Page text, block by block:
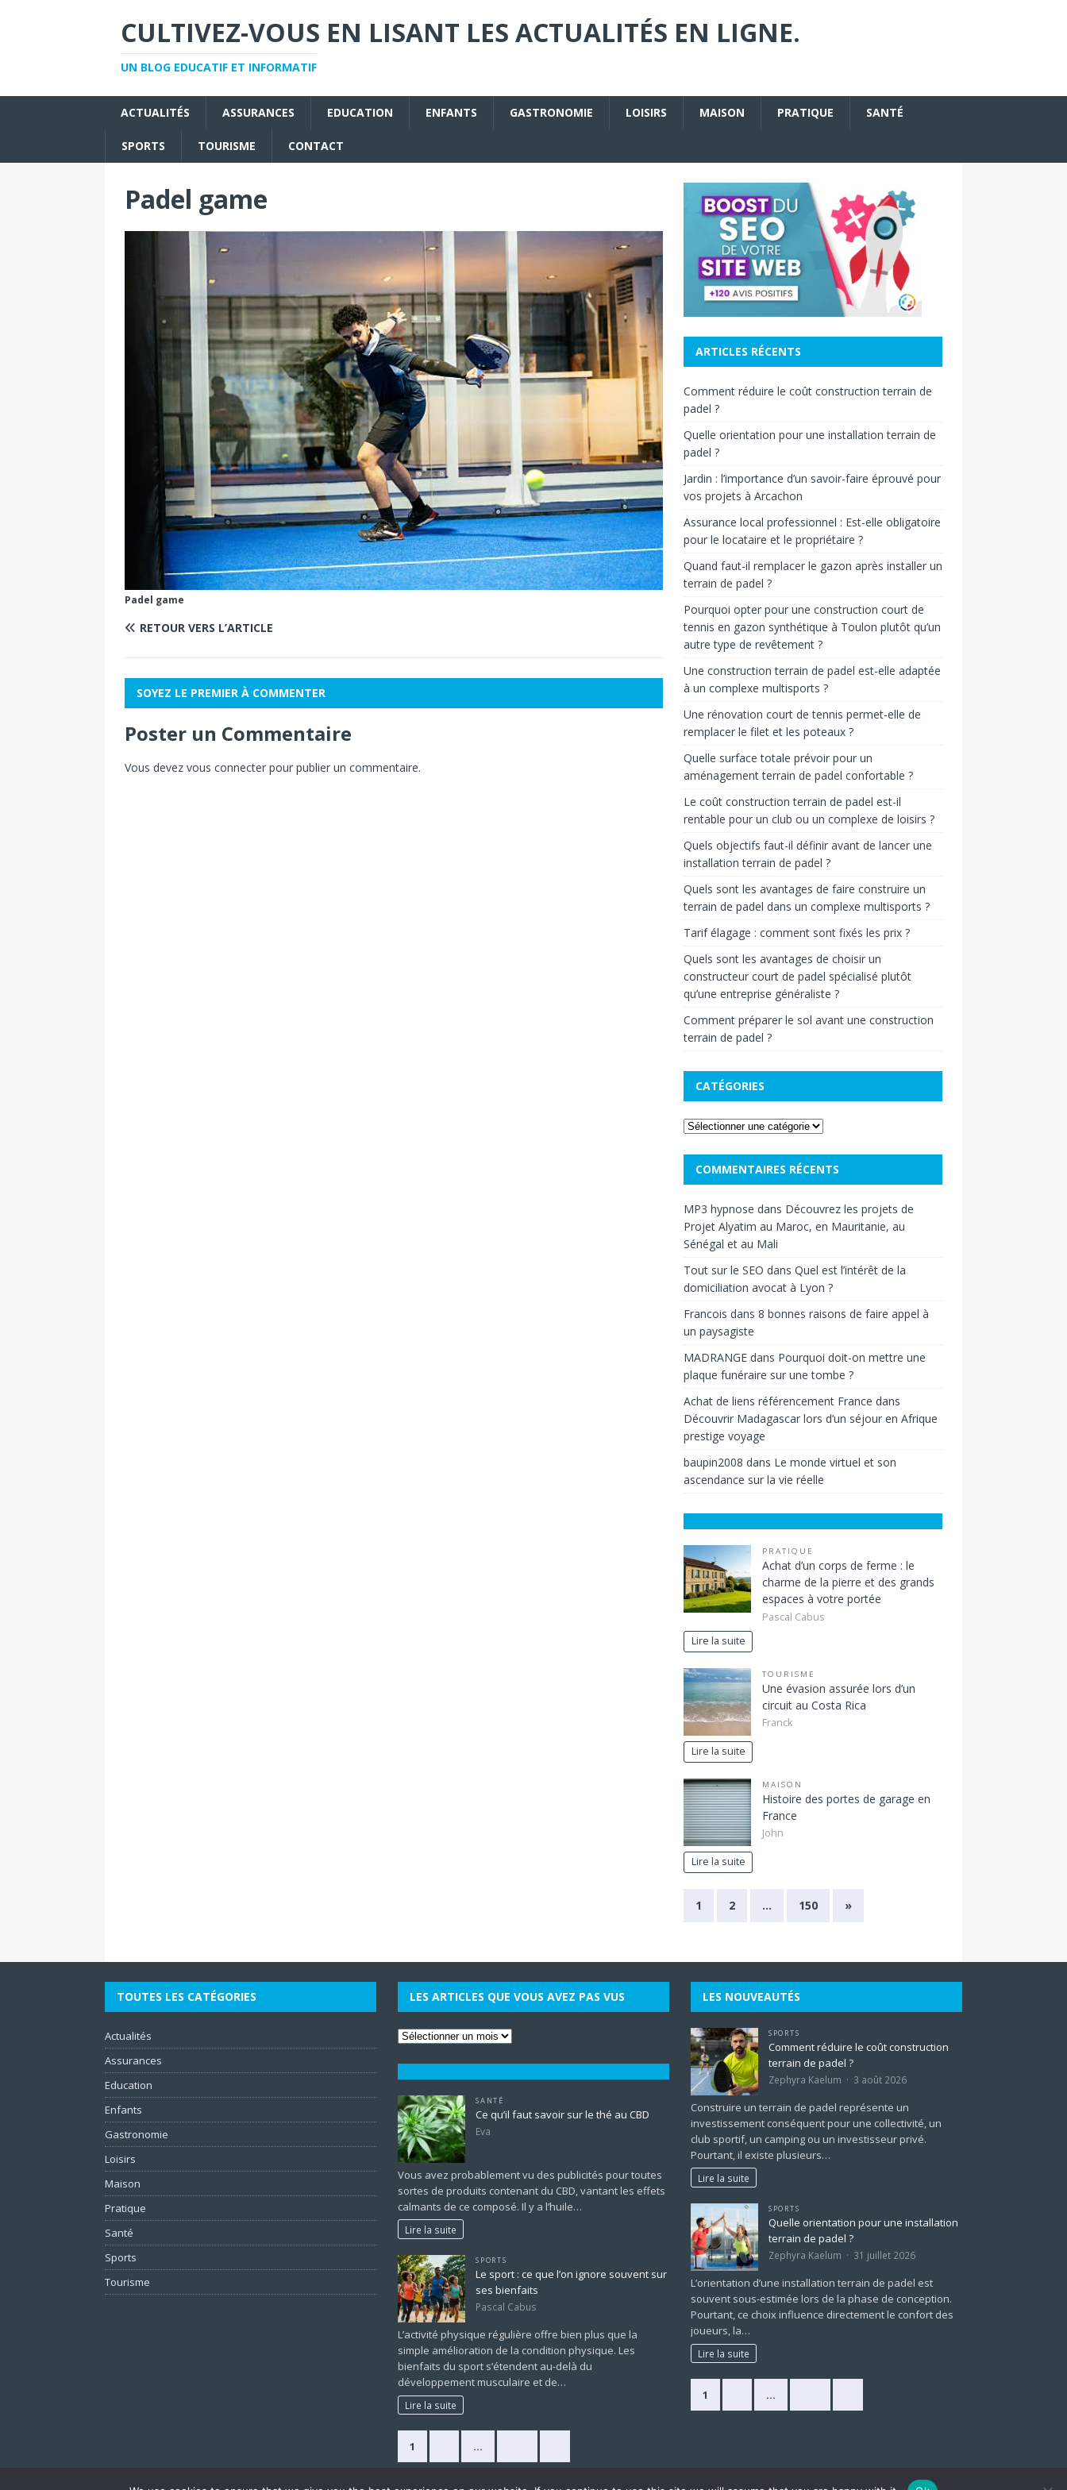
CULTIVEZ-VOUS EN LISANT LES ACTUALITÉS EN LIGNE.
UN BLOG EDUCATIF ET INFORMATIF
ACTUALITÉS ASSURANCES EDUCATION ENFANTS GASTRONOMIE LOISIRS MAISON PRATIQUE SANTÉ
SPORTS TOURISME CONTACT
Padel game
Padel game
RETOUR VERS L’ARTICLE
SOYEZ LE PREMIER À COMMENTER
Poster un Commentaire
Vous devez vous connecter pour publier un commentaire.
ARTICLES RÉCENTS
Comment réduire le coût construction terrain de
padel ?
Quelle orientation pour une installation terrain de
padel ?
Jardin : l’importance d’un savoir-faire éprouvé pour
vos projets à Arcachon
Assurance local professionnel : Est-elle obligatoire
pour le locataire et le propriétaire ?
Quand faut-il remplacer le gazon après installer un
terrain de padel ?
Pourquoi opter pour une construction court de
tennis en gazon synthétique à Toulon plutôt qu’un
autre type de revêtement ?
Une construction terrain de padel est-elle adaptée
à un complexe multisports ?
Une rénovation court de tennis permet-elle de
remplacer le filet et les poteaux ?
Quelle surface totale prévoir pour un
aménagement terrain de padel confortable ?
Le coût construction terrain de padel est-il
rentable pour un club ou un complexe de loisirs ?
Quels objectifs faut-il définir avant de lancer une
installation terrain de padel ?
Quels sont les avantages de faire construire un
terrain de padel dans un complexe multisports ?
Tarif élagage : comment sont fixés les prix ?
Quels sont les avantages de choisir un
constructeur court de padel spécialisé plutôt
qu’une entreprise généraliste ?
Comment préparer le sol avant une construction
terrain de padel ?
CATÉGORIES
COMMENTAIRES RÉCENTS
MP3 hypnose dans Découvrez les projets de
Projet Alyatim au Maroc, en Mauritanie, au
Sénégal et au Mali
Tout sur le SEO dans Quel est l’intérêt de la
domiciliation avocat à Lyon ?
Francois dans 8 bonnes raisons de faire appel à
un paysagiste
MADRANGEdans Pourquoi doit-on mettre une
plaque funéraire sur une tombe ?
Achat de liens référencement France dans
Découvrir Madagascar lors d’un séjour en Afrique
prestige voyage
baupin2008 dans Le monde virtuel et son
ascendance sur la vie réelle
PRATIQUE
Achat d’un corps de ferme : le
charme de la pierre et des grands
espaces à votre portée
Pascal Cabus
Lire la suite
TOURISME
Une évasion assurée lors d’un
circuit au Costa Rica
Franck
Lire la suite
MAISON
Histoire des portes de garage en
France
John
Lire la suite
1 2 … 150 »
TOUTES LES CATÉGORIES
Actualités
Assurances
Education
Enfants
Gastronomie
Loisirs
Maison
Pratique
Santé
Sports
Tourisme
LES ARTICLES QUE VOUS AVEZ PAS VUS
SANTÉ
Ce qu’il faut savoir sur le thé au CBD
Eva
Vous avez probablement vu des publicités pour toutes
sortes de produits contenant du CBD, vantant les effets
calmants de ce composé. Il y a l’huile…
Lire la suite
SPORTS
Le sport : ce que l’on ignore souvent sur
ses bienfaits
Pascal Cabus
L’activité physique régulière offre bien plus que la
simple amélioration de la condition physique. Les
bienfaits du sport s’étendent au-delà du
développement musculaire et de…
Lire la suite
1 …
LES NOUVEAUTÉS
SPORTS
Comment réduire le coût construction
terrain de padel ?
Zephyra Kaelum 3 août 2026
Construire un terrain de padel représente un
investissement conséquent pour une collectivité, un
club sportif, un camping ou un investisseur privé.
Pourtant, il existe plusieurs…
Lire la suite
SPORTS
Quelle orientation pour une installation
terrain de padel ?
Zephyra Kaelum 31 juillet 2026
L’orientation d’une installation terrain de padel est
souvent sous-estimée lors de la phase de conception.
Pourtant, ce choix influence directement le confort des
joueurs, la…
Lire la suite
1 …